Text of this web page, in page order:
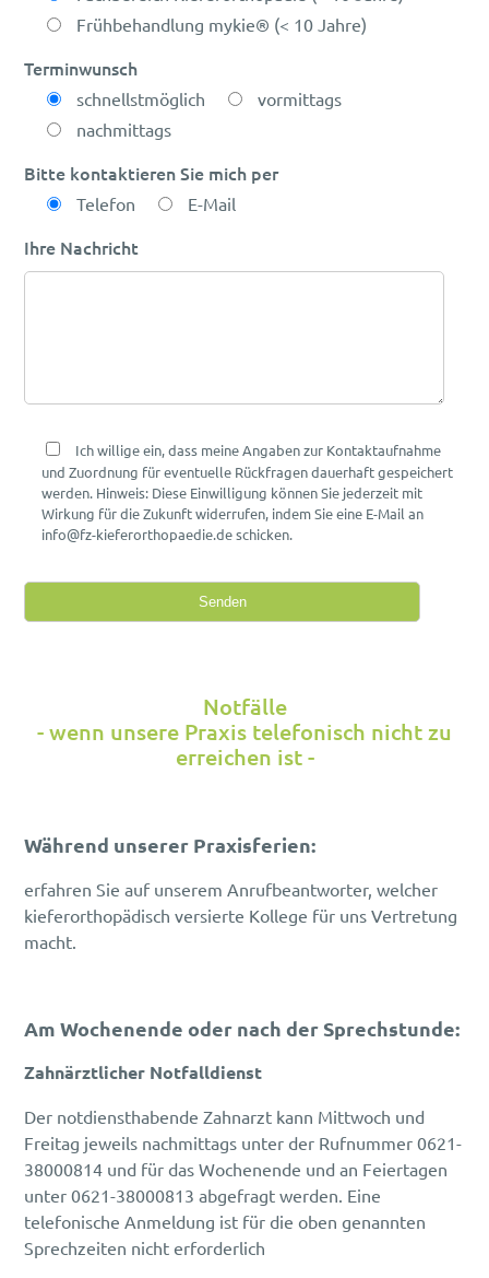
Frühbehandlung mykie® (< 10 Jahre)
Terminwunsch
schnellstmöglich
vormittags
nachmittags
Bitte kontaktieren Sie mich per
Telefon E-Mail
Ihre Nachricht
Ich willige ein, dass meine Angaben zur Kontaktaufnahme
und Zuordnung für eventuelle Rückfragen dauerhaft gespeichert
werden. Hinweis: Diese Einwilligung können Sie jederzeit mit
Wirkung für die Zukunft widerrufen, indem Sie eine E-Mail an
info@fz-kieferorthopaedie.de schicken.
Notfälle
- wenn unsere Praxis telefonisch nicht zu
erreichen ist -
Während unserer Praxisferien:
erfahren Sie auf unserem Anrufbeantworter, welcher
kieferorthopädisch versierte Kollege für uns Vertretung
macht.
Am Wochenende oder nach der Sprechstunde:
Zahnärztlicher Notfalldienst
Der notdiensthabende Zahnarzt kann Mittwoch und
Freitag jeweils nachmittags unter der Rufnummer 0621-
38000814 und für das Wochenende und an Feiertagen
unter 0621-38000813 abgefragt werden. Eine
telefonische Anmeldung ist für die oben genannten
Sprechzeiten nicht erforderlich